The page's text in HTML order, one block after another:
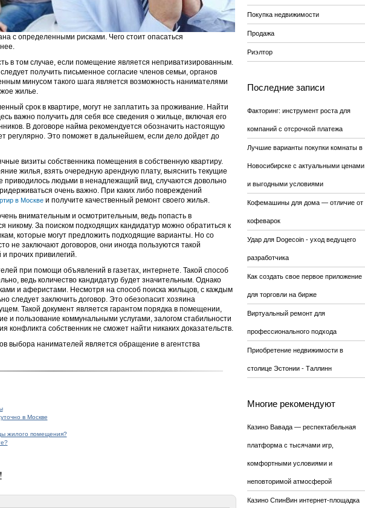
с определенными рисками. Чего стоит опасаться
в том случае, если помещение является неприватизированным.
получить письменное согласие членов семьи, органов
минусом такого шага является возможность нанимателями
жилье.
срок в квартире, могут не заплатить за проживание. Найти
важно получить для себя все сведения о жильце, включая его
В договоре найма рекомендуется обозначить настоящую
регулярно. Это поможет в дальнейшем, если дело дойдет до
визиты собственника помещения в собственную квартиру.
жилья, взять очередную арендную плату, выяснить текущие
приводилось людьми в ненадлежащий вид, случаются довольно
очень важно. При каких либо повреждений
в Москвеи получите качественный ремонт своего жилья.
внимательным и осмотрительным, ведь попасть в
никому. За поиском подходящих кандидатур можно обратиться к
которые могут предложить подходящие варианты. Но со
не заключают договоров, они иногда пользуются такой
прочих привилегий.
при помощи объявлений в газетах, интернете. Такой способ
ведь количество кандидатур будет значительным. Однако
и аферистами. Несмотря на способ поиска жильцов, с каждым
следует заключить договор. Это обезопасит хозяина
Такой документ является гарантом порядка в помещении,
и пользование коммунальными услугами, залогом стабильности
конфликта собственник не сможет найти никаких доказательств.
выбора нанимателей является обращение в агентства
в Москве
жилого помещения?
Покупка недвижимости
Продажа
Риэлтор
Последние записи
Факторинг: инструмент роста для
компаний с отсрочкой платежа
Лучшие варианты покупки комнаты в
Новосибирске с актуальными ценами
и выгодными условиями
Кофемашины для дома — отличие от
кофеварок
Удар для Dogecoin - уход ведущего
разработчика
Как создать свое первое приложение
для торговли на бирже
Виртуальный ремонт для
профессионального подхода
Приобретение недвижимости в
столице Эстонии - Таллинн
Многие рекомендуют
Казино Вавада — респектабельная
платформа с тысячами игр,
комфортными условиями и
неповторимой атмосферой
Казино СпинВин интернет-площадка